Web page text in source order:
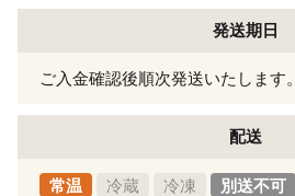
発送期日
ご入金確認後順次発送いたします。
配送
常温 冷蔵 冷凍 別送不可